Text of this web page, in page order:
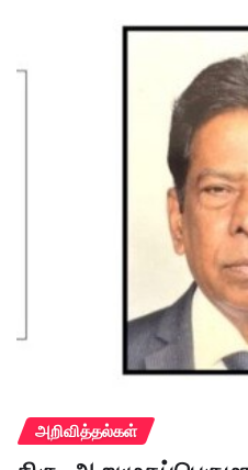
அறிவித்தல்கள்